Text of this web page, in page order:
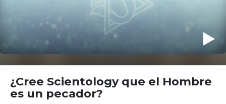
¿Cree Scientology que el Hombre
es un pecador?